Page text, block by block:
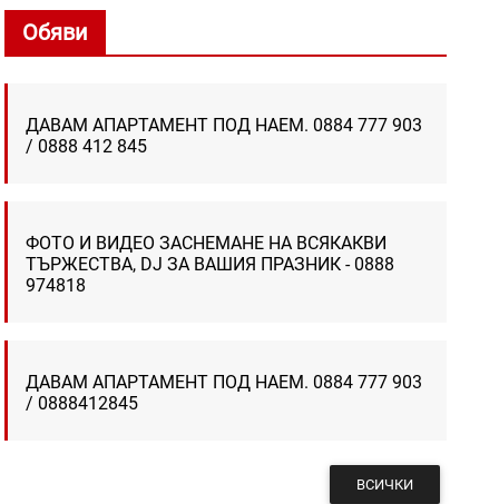
Обяви
ДАВАМ АПАРТАМЕНТ ПОД НАЕМ. 0884 777 903
/ 0888 412 845
ФОТО И ВИДЕО ЗАСНЕМАНЕ НА ВСЯКАКВИ
ТЪРЖЕСТВА, DJ ЗА ВАШИЯ ПРАЗНИК - 0888
974818
ДАВАМ АПАРТАМЕНТ ПОД НАЕМ. 0884 777 903
/ 0888412845
ВСИЧКИ